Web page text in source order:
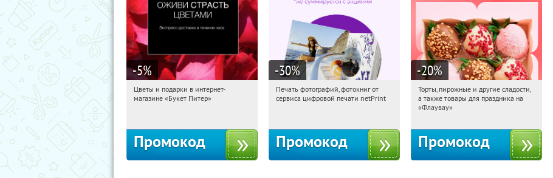
-5%
11:38:14
Получи первым!
Цветы и подарки в интернет-
магазине «Букет Питер»
Промокод
-30%
11:38:14 Получили:
Печать фотографий, фотокниг от
сервиса цифровой печати netPrint
Промокод
-20%
11:38:14 Получили:
Россия
Торты, пирожные и другие сладости,
а также товары для праздника на
«Флаувау»
Промокод